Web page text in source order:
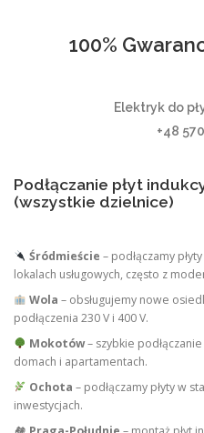
100%
Elektryk do
+48
Podłączanie płyt
(wszystkie dzielnice)
Śródmieście – podłączamy
lokalach usługowych, często z
Wola – obsługujemy nowe
podłączenia 230 V i 400 V.
Mokotów– szybkie
domach i apartamentach.
Ochota – podłączamy płyty w
inwestycjach.